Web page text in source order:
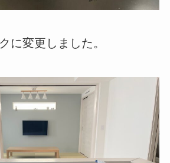
に変更しました。